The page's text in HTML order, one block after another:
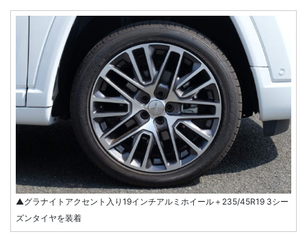
▲グラナイトアクセント入り19インチアルミホイール＋235/45R19 3シー
ズンタイヤを装着